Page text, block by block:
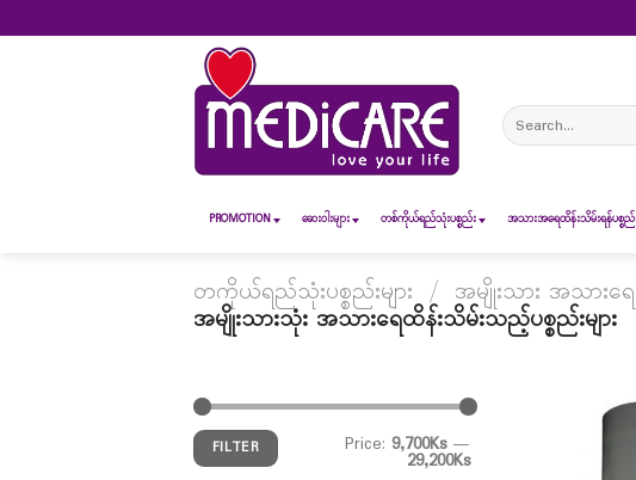
to
Search
for:
PROMOTION ဆေး၀ါးများ တစ်ကိုယ်ရည်သုံးပစ္စည်း အသားအရေထိန်းသိမ်းရန်ပစ္စည်
တကိုယ်ရည်သုံးပစ္စည်းများ / အမျိုးသား အသားရ
အမျိုးသားသုံး အသားရေထိန်းသိမ်းသည့်ပစ္စည်းများ
FILTER Price: 9,700Ks—
29,200Ks